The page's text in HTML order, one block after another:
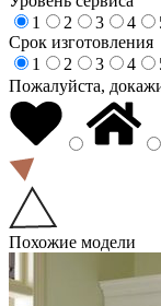
1
2 3 4
Срок изготовления
1
2 3 4
Пожалуйста,
Похожие модели